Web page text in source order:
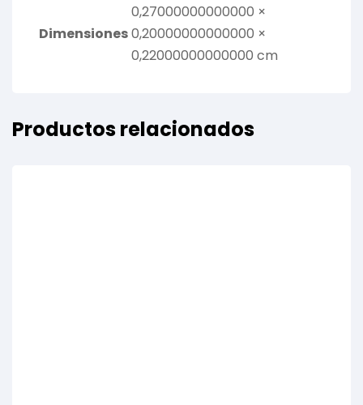
Dimensiones
0,27000000000000 ×
0,20000000000000 ×
0,22000000000000 cm
Productos relacionados